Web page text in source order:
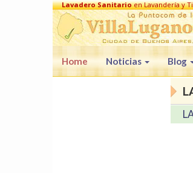
Lavadero Sanitarioen Lavandería y
Home Noticias Blog